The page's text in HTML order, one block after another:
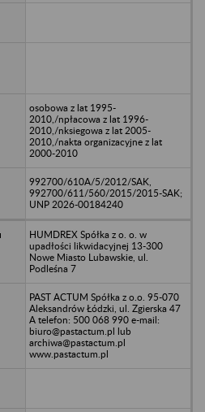
osobowa z lat 1995-
2010,/npłacowa z lat 1996-
2010,/nksiegowa z lat 2005-
2010,/nakta organizacyjne z lat
2000-2010
992700/610A/5/2012/SAK,
992700/611/560/2015/2015-SAK;
UNP 2026-00184240
HUMDREX Spółka z o. o. w
upadłości likwidacyjnej 13-300
Nowe Miasto Lubawskie, ul.
Podleśna 7
PAST ACTUM Spółka z o.o. 95-070
Aleksandrów Łódzki, ul. Zgierska 47
A telefon: 500 068 990 e-mail:
biuro@pastactum.pl lub
archiwa@pastactum.pl
www.pastactum.pl